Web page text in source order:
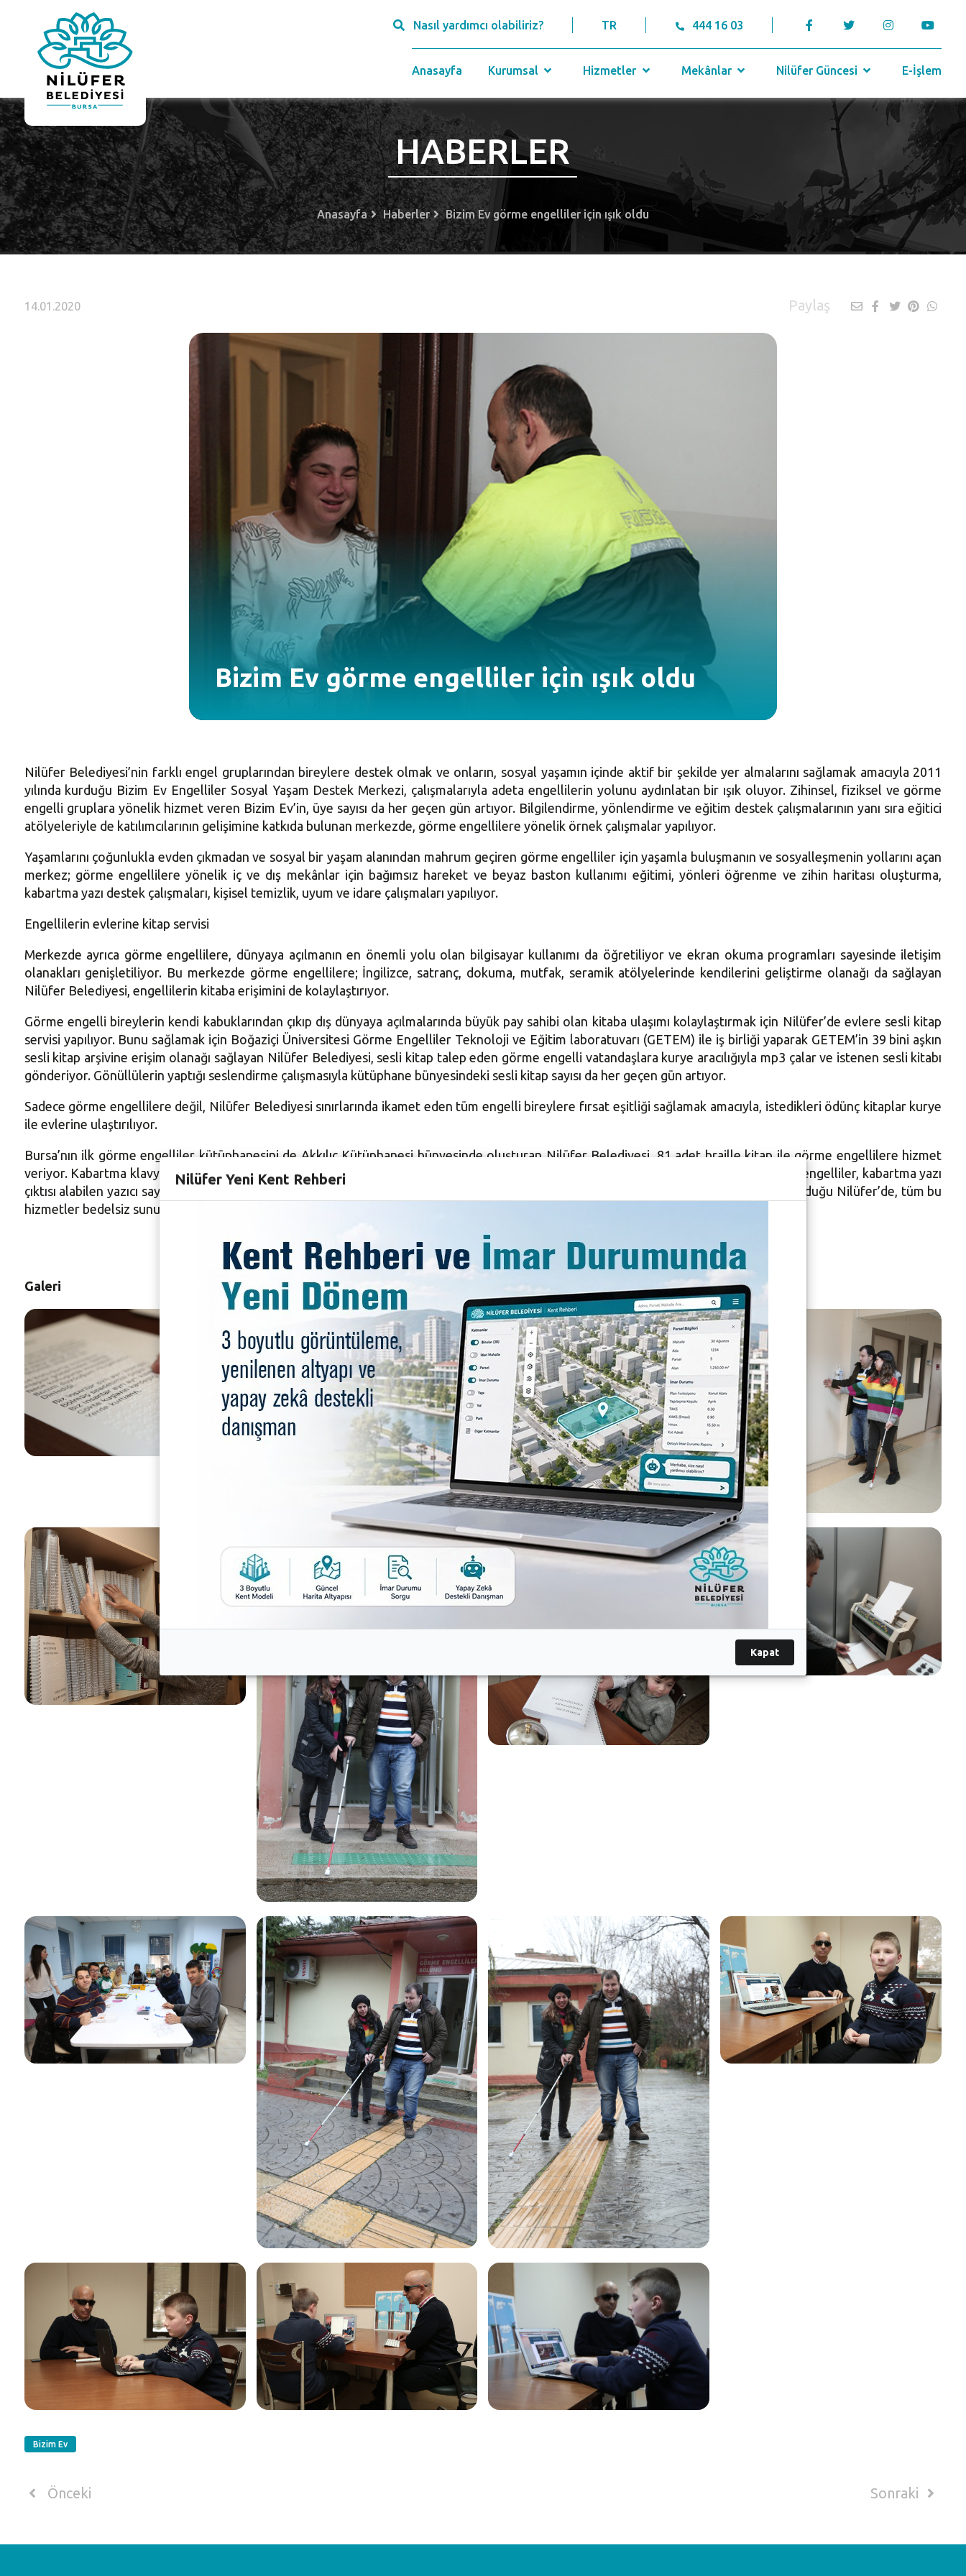
Nasıl yardımcı olabiliriz? TR 444 16 03
Anasayfa Kurumsal Hizmetler Mekânlar Nilüfer Güncesi E-İşlem
HABERLER
Anasayfa Haberler Bizim Ev görme engelliler için ışık oldu
14.01.2020 Paylaş
Bizim Ev görme engelliler için ışık oldu
Nilüfer Belediyesi’nin farklı engel gruplarından bireylere destek olmak ve onların, sosyal yaşamın içinde aktif bir şekilde yer almalarını sağlamak amacıyla 2011
yılında kurduğu Bizim Ev Engelliler Sosyal Yaşam Destek Merkezi, çalışmalarıyla adeta engellilerin yolunu aydınlatan bir ışık oluyor. Zihinsel, fiziksel ve görme
engelli gruplara yönelik hizmet veren Bizim Ev’in, üye sayısı da her geçen gün artıyor. Bilgilendirme, yönlendirme ve eğitim destek çalışmalarının yanı sıra eğitici
atölyeleriyle de katılımcılarının gelişimine katkıda bulunan merkezde, görme engellilere yönelik örnek çalışmalar yapılıyor.
Yaşamlarını çoğunlukla evden çıkmadan ve sosyal bir yaşam alanından mahrum geçiren görme engelliler için yaşamla buluşmanın ve sosyalleşmenin yollarını açan
merkez; görme engellilere yönelik iç ve dış mekânlar için bağımsız hareket ve beyaz baston kullanımı eğitimi, yönleri öğrenme ve zihin haritası oluşturma,
kabartma yazı destek çalışmaları, kişisel temizlik, uyum ve idare çalışmaları yapılıyor.
Engellilerin evlerine kitap servisi
Merkezde ayrıca görme engellilere, dünyaya açılmanın en önemli yolu olan bilgisayar kullanımı da öğretiliyor ve ekran okuma programları sayesinde iletişim
olanakları genişletiliyor. Bu merkezde görme engellilere; İngilizce, satranç, dokuma, mutfak, seramik atölyelerinde kendilerini geliştirme olanağı da sağlayan
Nilüfer Belediyesi, engellilerin kitaba erişimini de kolaylaştırıyor.
Görme engelli bireylerin kendi kabuklarından çıkıp dış dünyaya açılmalarında büyük pay sahibi olan kitaba ulaşımı kolaylaştırmak için Nilüfer’de evlere sesli kitap
servisi yapılıyor. Bunu sağlamak için Boğaziçi Üniversitesi Görme Engelliler Teknoloji ve Eğitim laboratuvarı (GETEM) ile iş birliği yaparak GETEM’in 39 bini aşkın
sesli kitap arşivine erişim olanağı sağlayan Nilüfer Belediyesi, sesli kitap talep eden görme engelli vatandaşlara kurye aracılığıyla mp3 çalar ve istenen sesli kitabı
gönderiyor. Gönüllülerin yaptığı seslendirme çalışmasıyla kütüphane bünyesindeki sesli kitap sayısı da her geçen gün artıyor.
Sadece görme engellilere değil, Nilüfer Belediyesi sınırlarında ikamet eden tüm engelli bireylere fırsat eşitliği sağlamak amacıyla, istedikleri ödünç kitaplar kurye
ile evlerine ulaştırılıyor.
Bursa’nın ilk görme engelliler kütüphanesini de Akkılıç Kütüphanesi bünyesinde oluşturan Nilüfer Belediyesi, 81 adet braille kitap ile görme engellilere hizmet
veriyor. Kabartma klavyenin de bulunduğu Akkılıç Kütüphanesi’nde ekran seslendirme programları aracılığı ile internete girebilen görme engelliler, kabartma yazı
çıktısı alabilen yazıcı sayesinde, okumak istedikleri metinlerin çıkısını da alabiliyorlar. Kütüphanelere kayıtlı 2 bin 209 engelli bireyin bulunduğu Nilüfer’de, tüm bu
hizmetler bedelsiz sunuluyor.
Galeri
Bizim Ev
Önceki Sonraki
Nilüfer Yeni Kent Rehberi
Kapat